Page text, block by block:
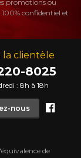
la clientèle
8025
: 8h à 18h
nous
de
promotions ou
confidentiel et